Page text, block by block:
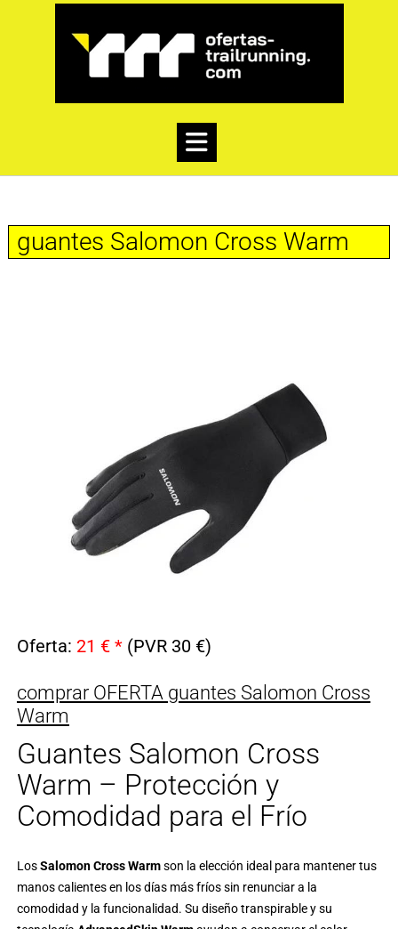
guantes Salomon Cross Warm
Oferta: 21 € *(PVR 30 €)
comprar OFERTA guantes Salomon Cross
Warm
Guantes Salomon Cross
Warm – Protección y
Comodidad para el Frío
LosSalomon Cross Warmson la elección ideal para mantener tus
manos calientes en los días más fríos sin renunciar a la
comodidad y la funcionalidad. Su diseño transpirable y su